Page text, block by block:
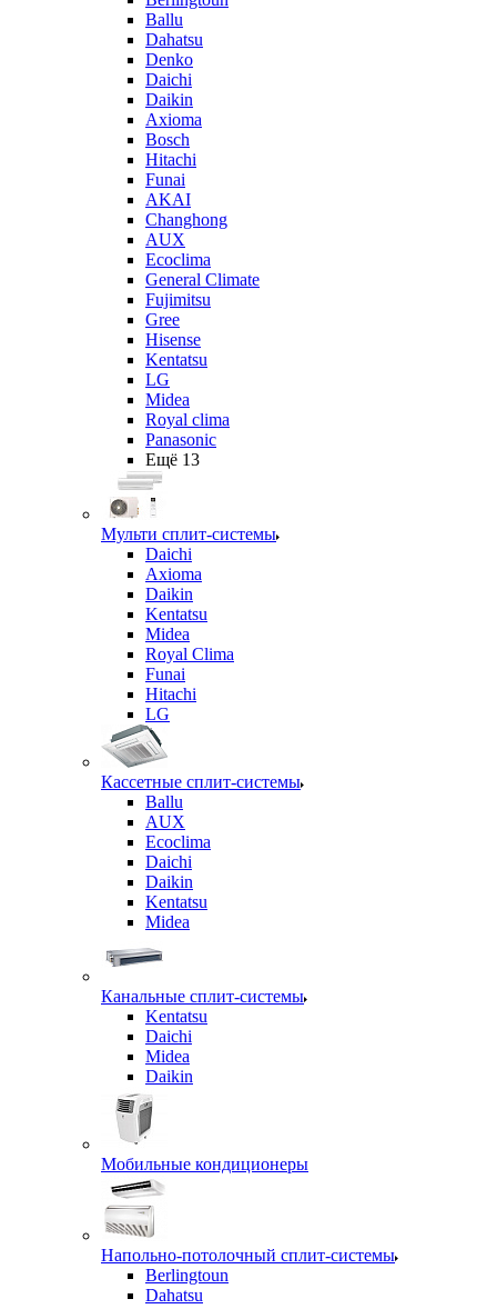
Ballu
Dahatsu
Denko
Daichi
Daikin
Axioma
Bosch
Hitachi
Funai
AKAI
Changhong
AUX
Ecoclima
General Climate
Fujimitsu
Gree
Hisense
Kentatsu
LG
Midea
Royal clima
Panasonic
Ещё 13
Мульти сплит-системы
Daichi
Axioma
Daikin
Kentatsu
Midea
Royal Clima
Funai
Hitachi
LG
Кассетные сплит-системы
Ballu
AUX
Ecoclima
Daichi
Daikin
Kentatsu
Midea
Канальные сплит-системы
Kentatsu
Daichi
Midea
Daikin
Мобильные кондиционеры
Напольно-потолочный сплит-системы
Berlingtoun
Dahatsu